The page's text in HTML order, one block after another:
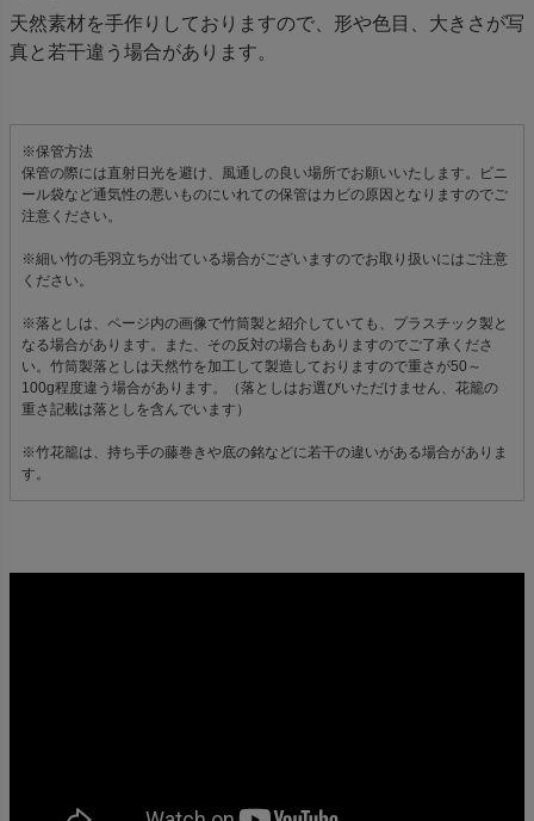
天然素材を手作りしておりますので、形や色目、大きさが写
真と若干違う場合があります。
※保管方法
保管の際には直射日光を避け、風通しの良い場所でお願いいたします。ビニ
ール袋など通気性の悪いものにいれての保管はカビの原因となりますのでご
注意ください。
※細い竹の毛羽立ちが出ている場合がございますのでお取り扱いにはご注意
ください。
※落としは、ページ内の画像で竹筒製と紹介していても、プラスチック製と
なる場合があります。また、その反対の場合もありますのでご了承くださ
い。竹筒製落としは天然竹を加工して製造しておりますので重さが50～
100g程度違う場合があります。（落としはお選びいただけません、花籠の
重さ記載は落としを含んでいます）
※竹花籠は、持ち手の藤巻きや底の銘などに若干の違いがある場合がありま
す。